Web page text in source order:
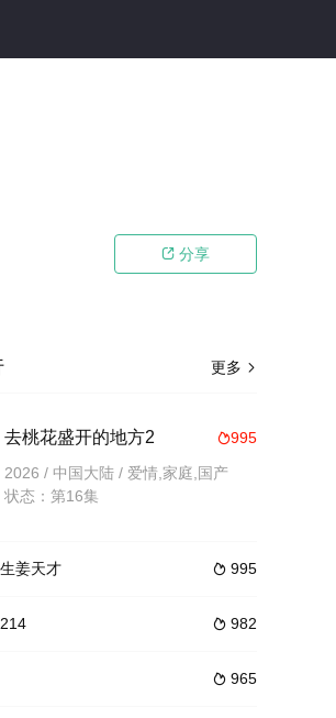
 分享
更多 
995
去桃花盛开的地方2
2026 / 中国大陆 / 爱情,家庭,国产
状态：第16集
 995
姜天才
 982
 965